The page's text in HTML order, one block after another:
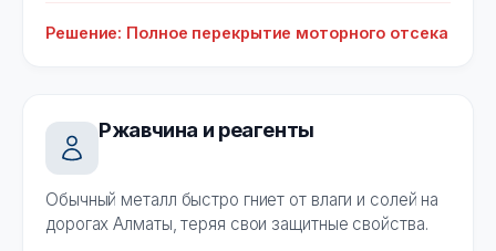
Решение: Полное перекрытие моторного отсека
Ржавчина и реагенты
Обычный металл быстро гниет от влаги и солей на
дорогах Алматы, теряя свои защитные свойства.